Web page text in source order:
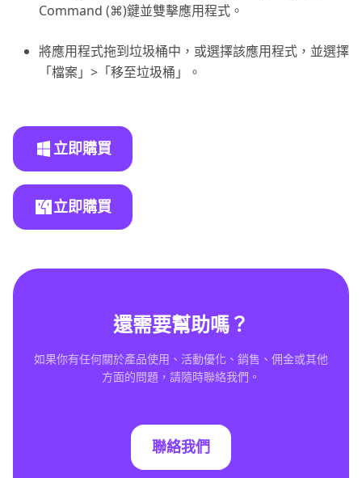
Command (⌘)鍵並雙擊應用程式。
將應用程式拖到垃圾桶中，或選擇該應用程式，並選擇
「檔案」>「移至垃圾桶」。
立即購買
立即購買
還需要幫助嗎？
如果你有任何關於產品使用、活動優化、銷售、佣金或其他
方面的問題，請隨時聯絡我們。
聯絡我們